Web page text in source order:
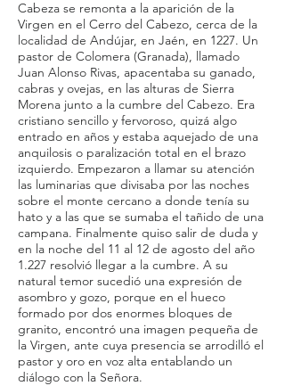
Cabeza se remonta a la aparición de la
Virgen en el Cerro del Cabezo, cerca de la
localidad de Andújar, en Jaén, en 1227. Un
pastor de Colomera (Granada), llamado
Juan Alonso Rivas, apacentaba su ganado,
cabras y ovejas, en las alturas de Sierra
Morena junto a la cumbre del Cabezo. Era
cristiano sencillo y fervoroso, quizá algo
entrado en años y estaba aquejado de una
anquilosis o paralización total en el brazo
izquierdo. Empezaron a llamar su atención
las luminarias que divisaba por las noches
sobre el monte cercano a donde tenía su
hato y a las que se sumaba el tañido de una
campana. Finalmente quiso salir de duda y
en la noche del 11 al 12 de agosto del año
1.227 resolvió llegar a la cumbre. A su
natural temor sucedió una expresión de
asombro y gozo, porque en el hueco
formado por dos enormes bloques de
granito, encontró una imagen pequeña de
la Virgen, ante cuya presencia se arrodilló el
pastor y oro en voz alta entablando un
diálogo con la Señora.